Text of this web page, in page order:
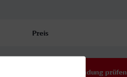
Preis
Verbindung prüfen